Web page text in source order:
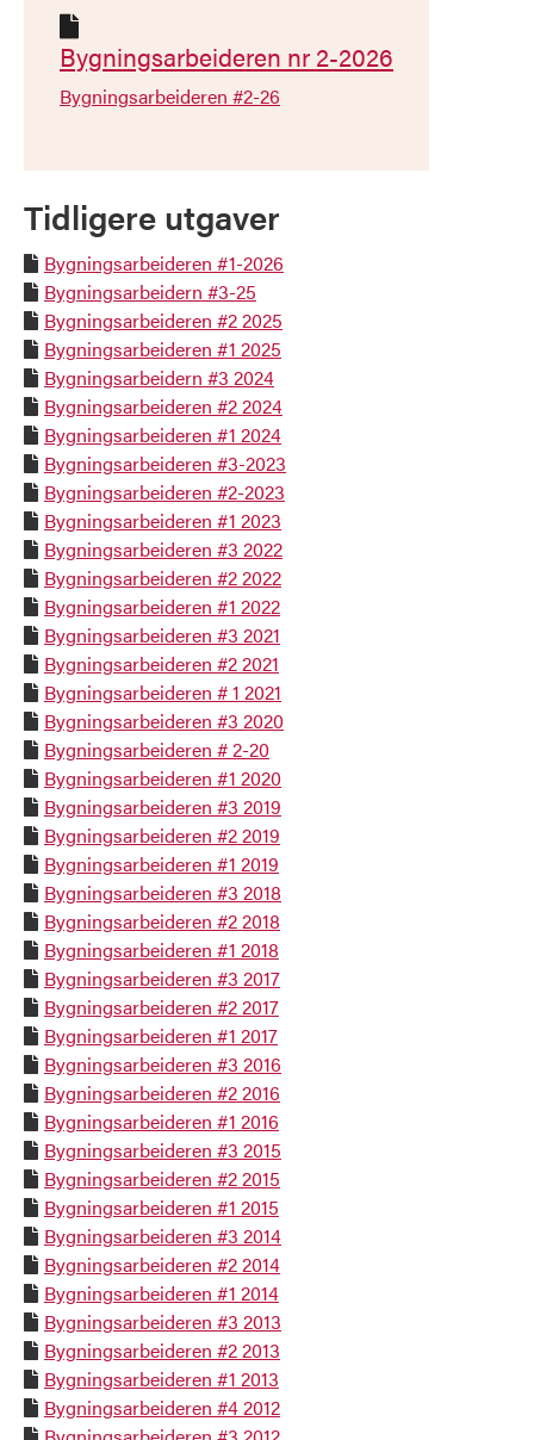

Bygningsarbeideren nr 2-2026
Bygningsarbeideren #2-26
Tidligere utgaver
 Bygningsarbeideren #1-2026
 Bygningsarbeidern #3-25
 Bygningsarbeideren #2 2025
 Bygningsarbeideren #1 2025
 Bygningsarbeidern #3 2024
 Bygningsarbeideren #2 2024
 Bygningsarbeideren #1 2024
 Bygningsarbeideren #3-2023
 Bygningsarbeideren #2-2023
 Bygningsarbeideren #1 2023
 Bygningsarbeideren #3 2022
 Bygningsarbeideren #2 2022
 Bygningsarbeideren #1 2022
 Bygningsarbeideren #3 2021
 Bygningsarbeideren #2 2021
 Bygningsarbeideren # 1 2021
 Bygningsarbeideren #3 2020
 Bygningsarbeideren # 2-20
 Bygningsarbeideren #1 2020
 Bygningsarbeideren #3 2019
 Bygningsarbeideren #2 2019
 Bygningsarbeideren #1 2019
 Bygningsarbeideren #3 2018
 Bygningsarbeideren #2 2018
 Bygningsarbeideren #1 2018
 Bygningsarbeideren #3 2017
 Bygningsarbeideren #2 2017
 Bygningsarbeideren #1 2017
 Bygningsarbeideren #3 2016
 Bygningsarbeideren #2 2016
 Bygningsarbeideren #1 2016
 Bygningsarbeideren #3 2015
 Bygningsarbeideren #2 2015
 Bygningsarbeideren #1 2015
 Bygningsarbeideren #3 2014
 Bygningsarbeideren #2 2014
 Bygningsarbeideren #1 2014
 Bygningsarbeideren #3 2013
 Bygningsarbeideren #2 2013
 Bygningsarbeideren #1 2013
 Bygningsarbeideren #4 2012